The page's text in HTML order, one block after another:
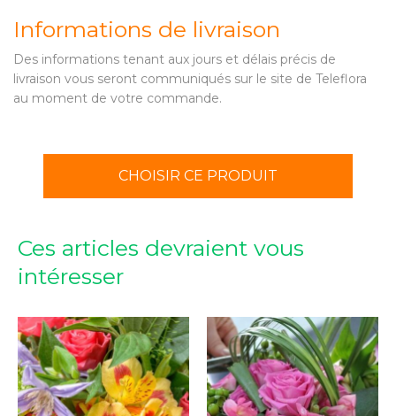
Informations de livraison
Des informations tenant aux jours et délais précis de
livraison vous seront communiqués sur le site de Teleflora
au moment de votre commande.
CHOISIR CE PRODUIT
Ces articles devraient vous
intéresser